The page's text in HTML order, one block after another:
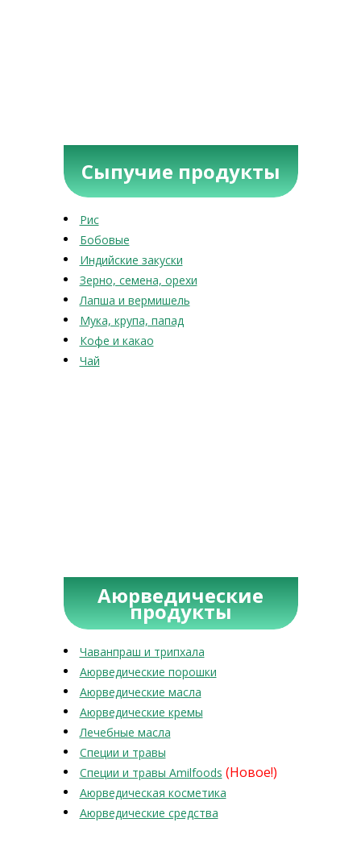
Сыпучие продукты
Рис
Бобовые
Индийские закуски
Зерно, семена, орехи
Лапша и вермишель
Мука, крупа, папад
Кофе и какао
Чай
Аюрведические
продукты
Чаванпраш и трипхала
Аюрведические порошки
Аюрведические масла
Аюрведические кремы
Лечебные масла
Специи и травы
Специи и травы Amilfoods (Новое!)
Аюрведическая косметика
Аюрведические средства